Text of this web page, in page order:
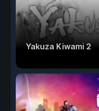
Yakuza Kiwami 2